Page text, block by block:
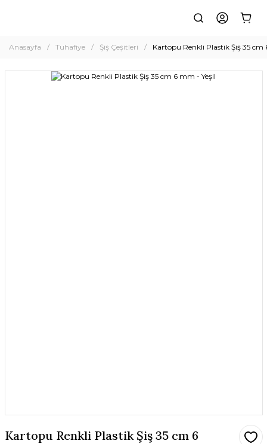
Anasayfa Tuhafiye Şiş Çeşitleri Kartopu Renkli Plastik Şiş 35 cm
Kartopu Renkli Plastik Şiş 35 cm 6